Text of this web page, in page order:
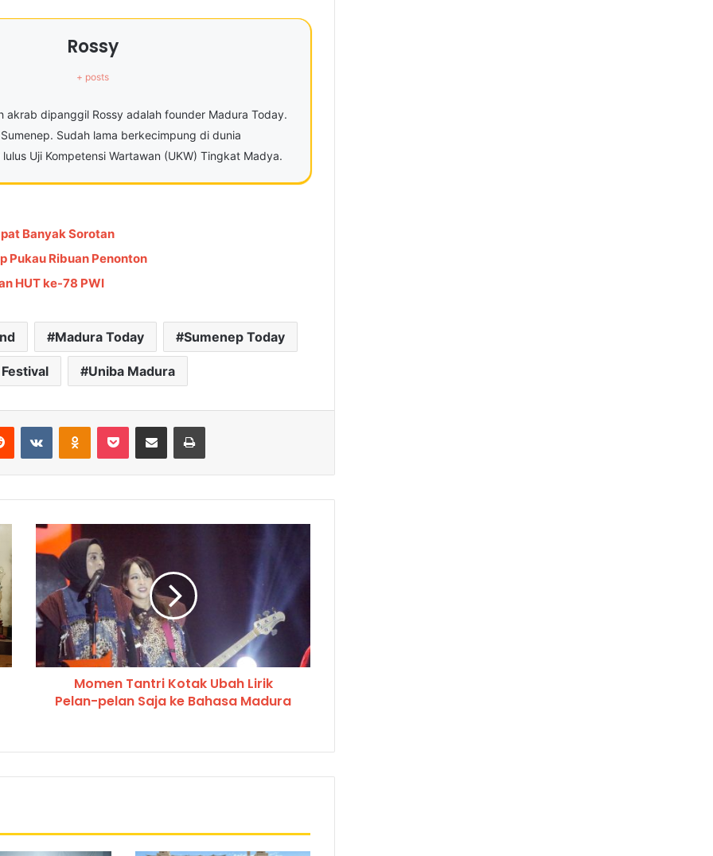
Rossy
+ posts
akrab dipanggil Rossy adalah founder Madura Today.
Sudah lama berkecimpung di dunia
Uji Kompetensi Wartawan (UKW) Tingkat Madya.
Banyak Sorotan
Pukau Ribuan Penonton
HUT ke-78 PWI
Madura Today Sumenep Today
Uniba Madura
Momen Tantri Kotak Ubah Lirik
Pelan-pelan Saja ke Bahasa Madura